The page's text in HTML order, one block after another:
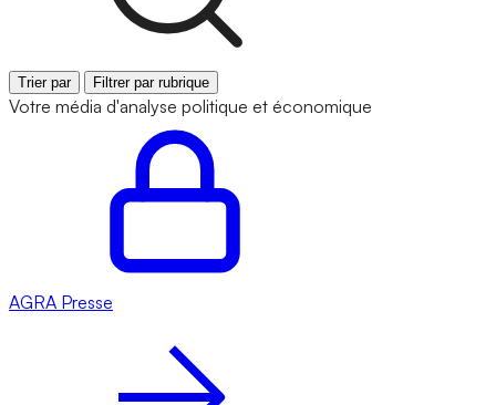
Trier par Filtrer par rubrique
Votre média d'analyse politique et économique
AGRA Presse